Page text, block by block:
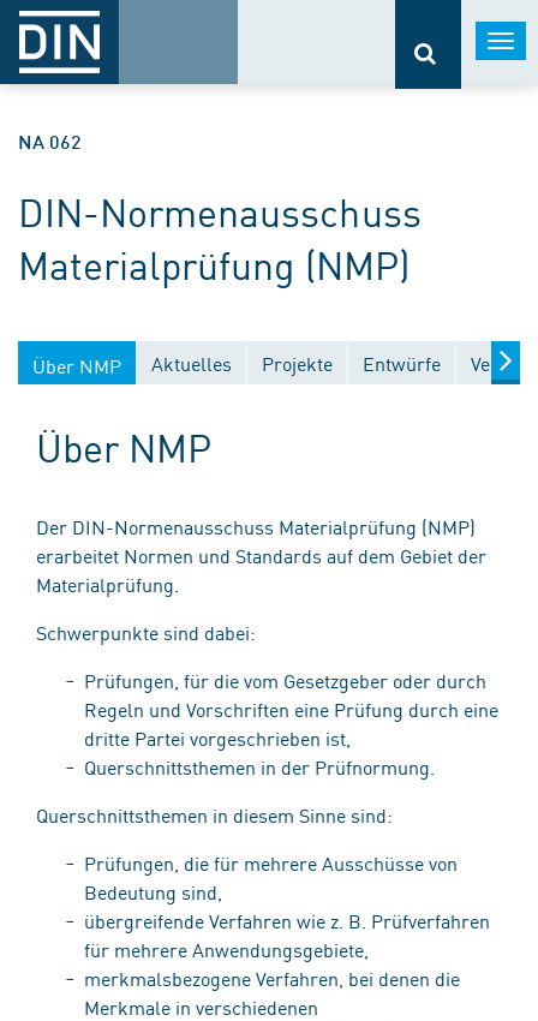
NA 062
DIN-Normenausschuss
Materialprüfung (NMP)
Über NMP Aktuelles Projekte Entwürfe
Über NMP
Der DIN-Normenausschuss Materialprüfung (NMP)
erarbeitet Normen und Standards auf dem Gebiet der
Materialprüfung.
Schwerpunkte sind dabei:
Prüfungen, für die vom Gesetzgeber oder durch
Regeln und Vorschriften eine Prüfung durch eine
dritte Partei vorgeschrieben ist,
Querschnittsthemen in der Prüfnormung.
Querschnittsthemen in diesem Sinne sind:
Prüfungen, die für mehrere Ausschüsse von
Bedeutung sind,
übergreifende Verfahren wie z. B. Prüfverfahren
für mehrere Anwendungsgebiete,
merkmalsbezogene Verfahren, bei denen die
Merkmale in verschiedenen